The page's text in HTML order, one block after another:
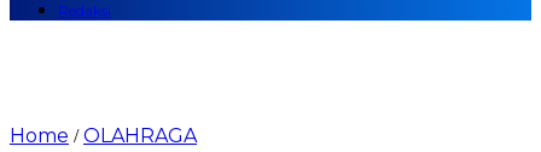
Redaksi
Home /OLAHRAGA